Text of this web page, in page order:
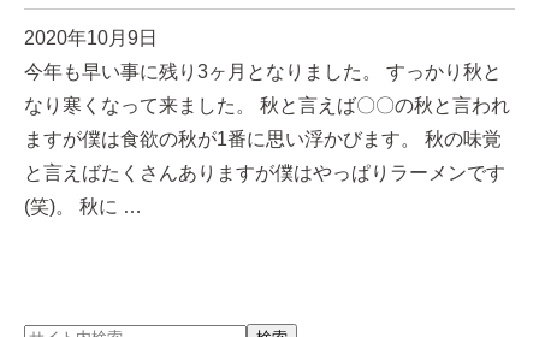
2020年10月9日
今年も早い事に残り3ヶ月となりました。 すっかり秋と
なり寒くなって来ました。 秋と言えば〇〇の秋と言われ
ますが僕は食欲の秋が1番に思い浮かびます。 秋の味覚
と言えばたくさんありますが僕はやっぱりラーメンです
(笑)。 秋に …